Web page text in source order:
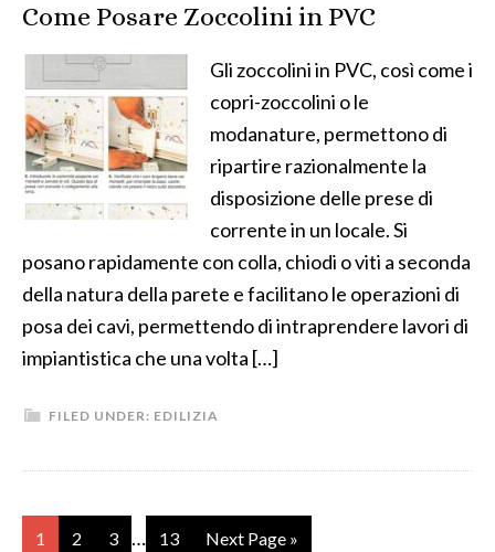
Come Posare Zoccolini in PVC
Gli zoccolini in PVC, così come i
copri-zoccolini o le
modanature, permettono di
ripartire razionalmente la
disposizione delle prese di
corrente in un locale. Si
posano rapidamente con colla, chiodi o viti a seconda
della natura della parete e facilitano le operazioni di
posa dei cavi, permettendo di intraprendere lavori di
impiantistica che una volta […]
FILED UNDER: EDILIZIA
1 2 3 … 13 Next Page »